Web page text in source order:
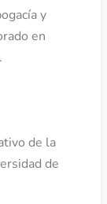
y
en
de la
de